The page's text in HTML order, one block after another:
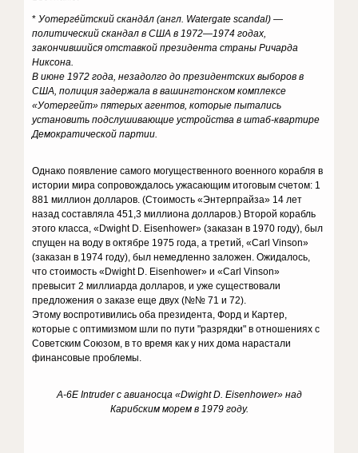
* Уотерге́йтский сканда́л (англ. Watergate scandal) —
политический скандал в США в 1972—1974 годах,
закончившийся отставкой президента страны Ричарда
Никсона.
В июне 1972 года, незадолго до президентских выборов в
США, полиция задержала в вашингтонском комплексе
«Уотергейт» пятерых агентов, которые пытались
установить подслушивающие устройства в штаб-квартире
Демократической партии.
Однако появление самого могущественного военного корабля в
истории мира сопровождалось ужасающим итоговым счетом: 1
881 миллион долларов. (Стоимость «Энтерпрайза» 14 лет
назад составляла 451,3 миллиона долларов.) Второй корабль
этого класса, «Dwight D. Eisenhower» (заказан в 1970 году), был
спущен на воду в октябре 1975 года, а третий, «Carl Vinson»
(заказан в 1974 году), был немедленно заложен. Ожидалось,
что стоимость «Dwight D. Eisenhower» и «Carl Vinson»
превысит 2 миллиарда долларов, и уже существовали
предложения о заказе еще двух (№№ 71 и 72).
Этому воспротивились оба президента, Форд и Картер,
которые с оптимизмом шли по пути "разрядки" в отношениях с
Советским Союзом, в то время как у них дома нарастали
финансовые проблемы.
A-6E Intruder с авианосца «Dwight D. Eisenhower» над
Карибским морем в 1979 году.